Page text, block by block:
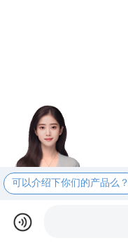
可以介绍下你们的产品么？